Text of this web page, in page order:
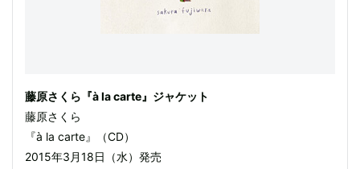
藤原さくら『à la carte』ジャケット
藤原さくら
『à la carte』（CD）
2015年3月18日（水）発売